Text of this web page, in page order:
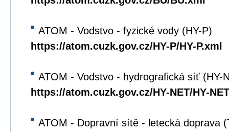
ATOM - Vodstvo - fyzické vody (HY-P)
https://atom.cuzk.gov.cz/HY-P/HY-P.xml
ATOM - Vodstvo - hydrografická síť (HY-
https://atom.cuzk.gov.cz/HY-NET/HY-
ATOM - Dopravní sítě - letecká doprava